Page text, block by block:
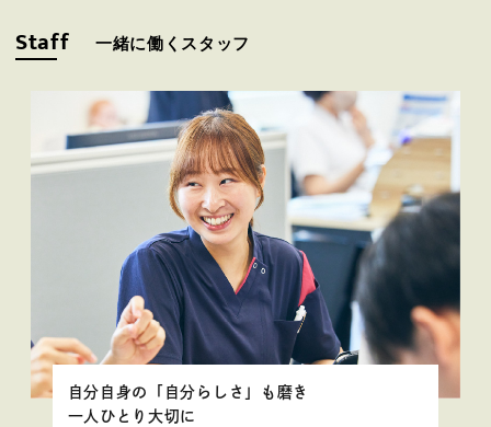
Staff 一緒に働くスタッフ
自分自身の「自分らしさ」も磨き
一人ひとり大切に